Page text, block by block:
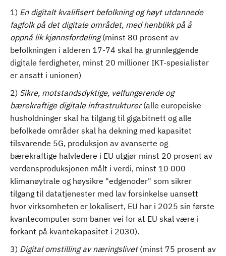
1) En digitalt kvalifisert befolkning og høyt utdannede
fagfolk på det digitale området, med henblikk på å
oppnå lik kjønnsfordeling(minst 80 prosent av
befolkningen i alderen 17-74 skal ha grunnleggende
digitale ferdigheter, minst 20 millioner IKT-spesialister
er ansatt i unionen)
2) Sikre, motstandsdyktige, velfungerende og
bærekraftige digitale infrastrukturer(alle europeiske
husholdninger skal ha tilgang til gigabitnett og alle
befolkede områder skal ha dekning med kapasitet
tilsvarende 5G, produksjon av avanserte og
bærekraftige halvledere i EU utgjør minst 20 prosent av
verdensproduksjonen målt i verdi, minst 10 000
klimanøytrale og høysikre "edgenoder" som sikrer
tilgang til datatjenester med lav forsinkelse uansett
hvor virksomheten er lokalisert, EU har i 2025 sin første
kvantecomputer som baner vei for at EU skal være i
forkant på kvantekapasitet i 2030).
3) Digital omstilling av næringslivet(minst 75 prosent av